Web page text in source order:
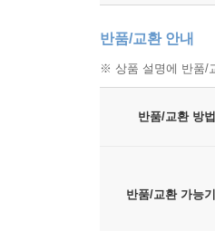
반품/교환 안내
※ 상품 설명에 반품/
반품/교환 방법
반품/교환 가능